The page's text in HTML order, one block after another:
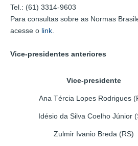
Tel.: (61) 3314-9603
Para consultas sobre as Normas
acesse o link
Vice-presidentes anteriores
Vice-presidente
Ana Tércia Lopes Rodrigues
Idésio da Silva Coelho Júnior
Zulmir Ivanio Breda (RS)